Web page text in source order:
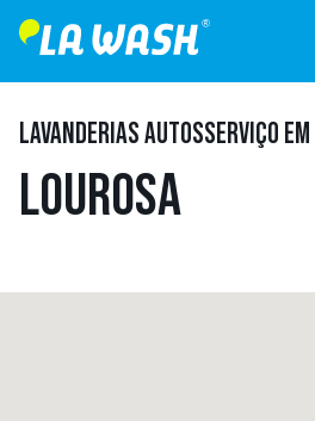
LAVANDERIAS AUTOSSERVIÇO EM
LOUROSA